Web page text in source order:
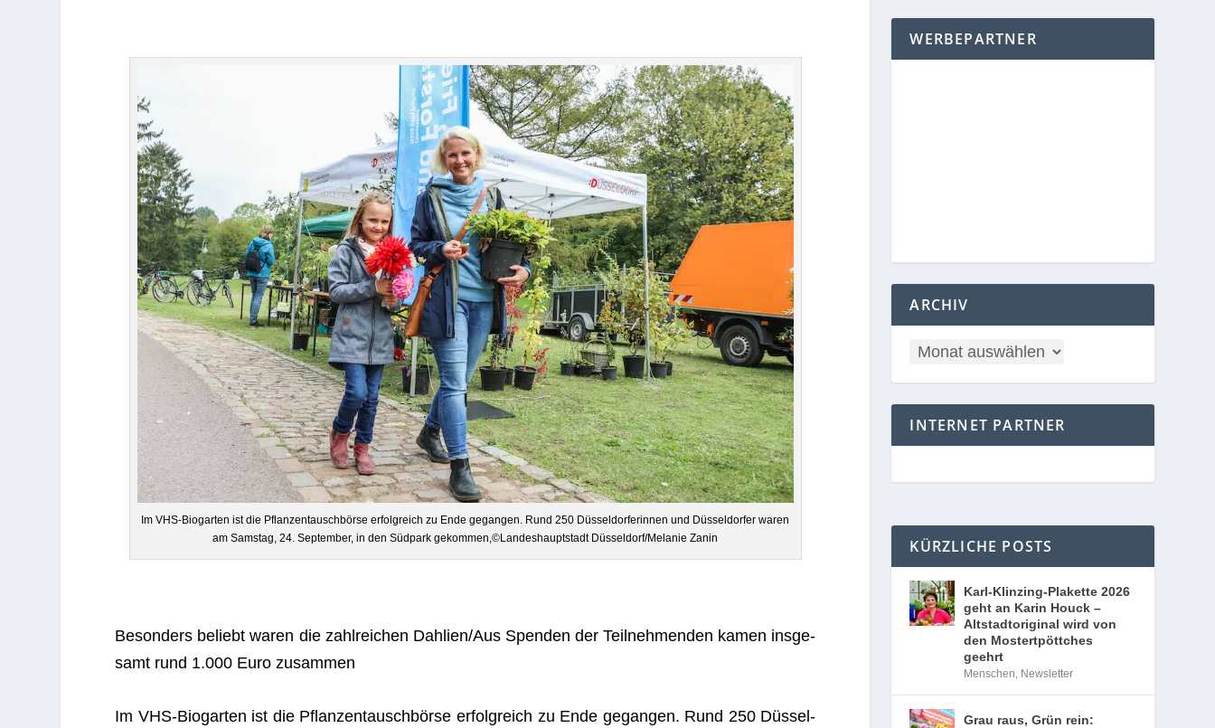
Im VHS-Bio­gar­ten ist die Pflan­zen­tausch­börse erfolg­reich zu Ende gegan­gen. Rund 250 Düs­sel­dor­fe­rin­nen und Düs­sel­dor­fer waren
am Sams­tag, 24. Sep­tem­ber, in den Süd­park gekommen,©Landeshauptstadt Düsseldorf/Melanie Zanin
Beson­ders beliebt waren die zahl­rei­chen Dahlien/Aus Spen­den der Teil­neh­men­den kamen ins­ge­
samt rund 1.000 Euro zusammen
Im VHS-Bio­gar­ten ist die Pflan­zen­tausch­börse erfolg­reich zu Ende gegan­gen. Rund 250 Düs­sel­
WERBEPARTNER
ARCHIV
INTERNET PARTNER
KÜRZLICHE POSTS
Karl-Klinzing-Plakette 2026
geht an Karin Houck –
Altstadtoriginal wird von
den Mostertpöttches
geehrt
Menschen, Newsletter
Grau raus, Grün rein: